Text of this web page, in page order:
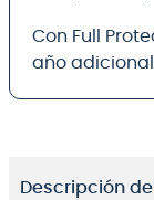
Con Full
año adicional
Descripción